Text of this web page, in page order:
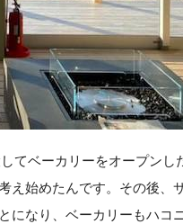
てベーカリーをオープンし
え始めたんです。その後、
になり、ベーカリーもハコ